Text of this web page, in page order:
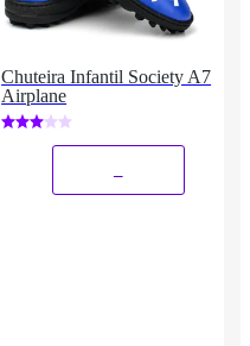
Chuteira Infantil Society A7
Airplane